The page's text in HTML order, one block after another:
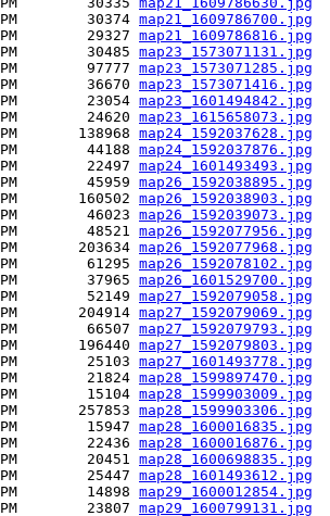
30374 map21_1609786700.jpg
29327 map21_1609786816.jpg
30485 map23_1573071131.jpg
97777 map23_1573071285.jpg
36670 map23_1573071416.jpg
23054 map23_1601494842.jpg
24620 map23_1615658073.jpg
138968 map24_1592037628.jpg
44188 map24_1592037876.jpg
22497 map24_1601493493.jpg
45959 map26_1592038895.jpg
160502 map26_1592038903.jpg
46023 map26_1592039073.jpg
48521 map26_1592077956.jpg
203634 map26_1592077968.jpg
61295 map26_1592078102.jpg
37965 map26_1601529700.jpg
52149 map27_1592079058.jpg
204914 map27_1592079069.jpg
66507 map27_1592079793.jpg
196440 map27_1592079803.jpg
25103 map27_1601493778.jpg
21824 map28_1599897470.jpg
15104 map28_1599903009.jpg
257853 map28_1599903306.jpg
15947 map28_1600016835.jpg
22436 map28_1600016876.jpg
20451 map28_1600698835.jpg
25447 map28_1601493612.jpg
14898 map29_1600012854.jpg
23807 map29_1600799131.jpg